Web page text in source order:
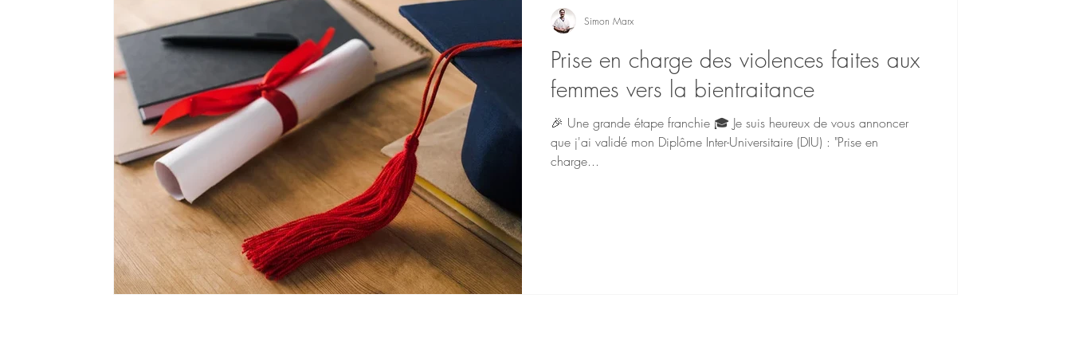
Prise en charge des violences faites aux
femmes vers la bientraitance
🎉 Une grande étape franchie 🎓 Je suis heureux de vous annoncer
que j'ai validé mon Diplôme Inter-Universitaire (DIU) : "Prise en
charge...
Simon Marx